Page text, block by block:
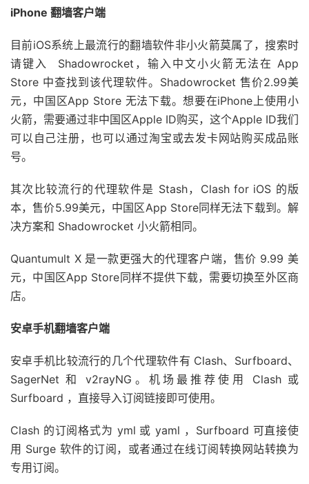
iPhone 翻墙客户端
目前iOS系统上最流行的翻墙软件非小火箭莫属了，搜索时
请键入 Shadowrocket，输入中文小火箭无法在 App
Store 中查找到该代理软件。Shadowrocket 售价2.99美
元，中国区App Store 无法下载。想要在iPhone上使用小
火箭，需要通过非中国区Apple ID购买，这个Apple ID我们
可以自己注册，也可以通过淘宝或去发卡网站购买成品账
号。
其次比较流行的代理软件是 Stash，Clash for iOS 的版
本，售价5.99美元，中国区App Store同样无法下载到。解
决方案和 Shadowrocket 小火箭相同。
Quantumult X 是一款更强大的代理客户端，售价 9.99 美
元，中国区App Store同样不提供下载，需要切换至外区商
店。
安卓手机翻墙客户端
安卓手机比较流行的几个代理软件有 Clash、Surfboard、
SagerNet 和 v2rayNG。机场最推荐使用 Clash 或
Surfboard ，直接导入订阅链接即可使用。
Clash 的订阅格式为 yml 或 yaml ，Surfboard 可直接使
用 Surge 软件的订阅，或者通过在线订阅转换网站转换为
专用订阅。